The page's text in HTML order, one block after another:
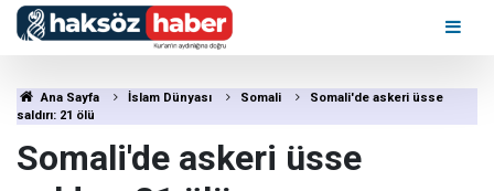
Ana Sayfa İslam Dünyası Somali
Somali'de askeri üsse
saldırı: 21 ölü
Somali'de askeri üsse